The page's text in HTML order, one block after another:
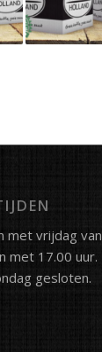
met vrijdag van
met 17.00 uur.
gesloten.